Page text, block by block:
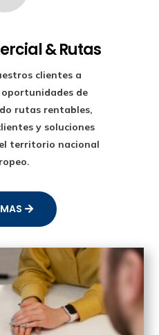
& Rutas
clientes a
de
rutas rentables,
y soluciones
territorio nacional